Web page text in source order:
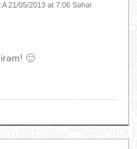
21/05/2013 at 7:06 Səhər
🙂